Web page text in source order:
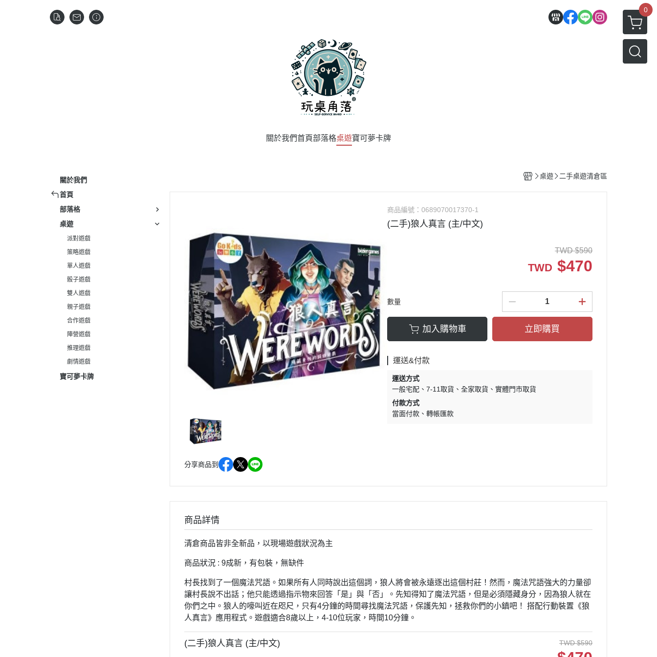
0
關於我們首頁部落格桌遊寶可夢卡牌
關於我們
首頁
部落格
桌遊
派對遊戲
策略遊戲
單人遊戲
骰子遊戲
雙人遊戲
親子遊戲
合作遊戲
陣營遊戲
推理遊戲
劇情遊戲
寶可夢卡牌
桌遊 二手桌遊清倉區
分享商品到
商品編號：0689070017370-1
(二手)狼人真言 (主/中文)
TWD $590
TWD $470
數量
加入購物車 立即購買
運送&付款
運送方式
一般宅配
7-11取貨 全家取貨
實體門市取貨
付款方式
當面付款
轉帳匯款
商品詳情
清倉商品皆非全新品，以現場遊戲狀況為主
商品狀況 : 9成新，有包裝，無缺件
村長找到了一個魔法咒語。如果所有人同時說出這個詞，狼人將會被永遠逐出這個村莊！然而，魔法咒語強大的力量卻
讓村長說不出話；他只能透過指示物來回答「是」與「否」。先知得知了魔法咒語，但是必須隱藏身分，因為狼人就在
你們之中。狼人的嚎叫近在咫尺，只有4分鐘的時間尋找魔法咒語，保護先知，拯救你們的小鎮吧！ 搭配行動裝置《狼
人真言》應用程式。遊戲適合8歲以上，4-10位玩家，時間10分鐘。
(二手)狼人真言 (主/中文) TWD $590